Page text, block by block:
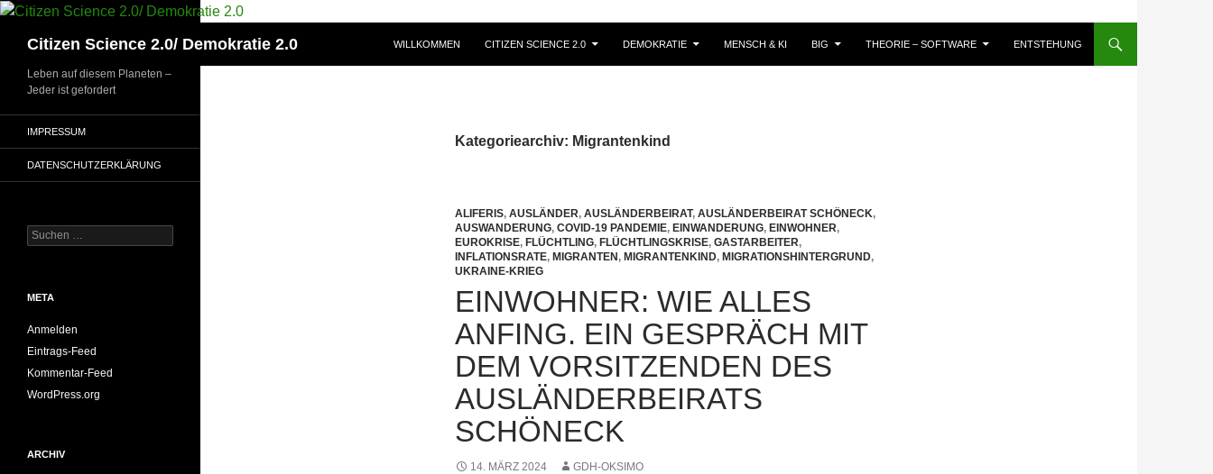
Zum
springenCitizen Science 2.0/ Demokratie 2.0 WILLKOMMEN CITIZEN SCIENCE 2.0 DEMOKRATIE MENSCH & KI BIG THEORIE – SOFTWARE ENTSTEHUNG
Kategoriearchiv: Migrantenkind
ALIFERIS, AUSLÄNDER, AUSLÄNDERBEIRAT, AUSLÄNDERBEIRAT SCHÖNECK,
AUSWANDERUNG, COVID-19 PANDEMIE, EINWANDERUNG, EINWOHNER,
EUROKRISE, FLÜCHTLING, FLÜCHTLINGSKRISE, GASTARBEITER,
INFLATIONSRATE, MIGRANTEN, MIGRANTENKIND, MIGRATIONSHINTERGRUND,
UKRAINE-KRIEG
EINWOHNER: WIE ALLES
ANFING. EIN GESPRÄCH MIT
DEM VORSITZENDEN DES
AUSLÄNDERBEIRATS
SCHÖNECK
14. MÄRZ 2024 GDH-OKSIMO
Leben auf diesem Planeten –
Jeder ist gefordert
IMPRESSUM
DATENSCHUTZERKLÄRUNG
Suchen
nach:
META
Anmelden
Eintrags-Feed
Kommentar-Feed
WordPress.org
ARCHIV